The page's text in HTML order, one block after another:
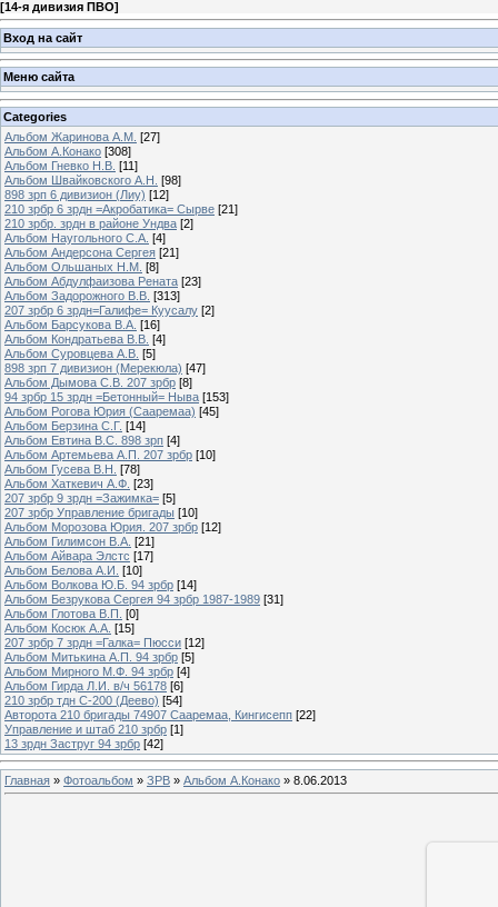
[14-я дивизия ПВО]
Вход на сайт
Меню сайта
Categories
Альбом Жаринова А.М. [27]
Альбом А.Конако [308]
Альбом Гневко Н.В. [11]
Альбом Швайковского А.Н. [98]
898 зрп 6 дивизион (Лиу) [12]
210 зрбр 6 зрдн =Акробатика= Сырве [21]
210 зрбр. зрдн в районе Ундва [2]
Альбом Наугольного С.А. [4]
Альбом Андерсона Сергея [21]
Альбом Ольшаных Н.М. [8]
Альбом Абдулфаизова Рената [23]
Альбом Задорожного В.В. [313]
207 зрбр 6 зрдн=Галифе= Куусалу [2]
Альбом Барсукова В.А. [16]
Альбом Кондратьева В.В. [4]
Альбом Суровцева А.В. [5]
898 зрп 7 дивизион (Мерекюла) [47]
Альбом Дымова С.В. 207 зрбр [8]
94 зрбр 15 зрдн =Бетонный= Ныва [153]
Альбом Рогова Юрия (Сааремаа) [45]
Альбом Берзина С.Г. [14]
Альбом Евтина В.С. 898 зрп [4]
Альбом Артемьева А.П. 207 зрбр [10]
Альбом Гусева В.Н. [78]
Альбом Хаткевич А.Ф. [23]
207 зрбр 9 зрдн =Зажимка= [5]
207 зрбр Управление бригады [10]
Альбом Морозова Юрия. 207 зрбр [12]
Альбом Гилимсон В.А. [21]
Альбом Айвара Элстс [17]
Альбом Белова А.И. [10]
Альбом Волкова Ю.Б. 94 зрбр [14]
Альбом Безрукова Сергея 94 зрбр 1987-1989 [31]
Альбом Глотова В.П. [0]
Альбом Косюк А.А. [15]
207 зрбр 7 зрдн =Галка= Пюсси [12]
Альбом Митькина А.П. 94 зрбр [5]
Альбом Мирного М.Ф. 94 зрбр [4]
Альбом Гирда Л.И. в/ч 56178 [6]
210 зрбр тдн С-200 (Деево) [54]
Авторота 210 бригады 74907 Сааремаа, Кингисепп [22]
Управление и штаб 210 зрбр [1]
13 зрдн Заструг 94 зрбр [42]
Главная » Фотоальбом » ЗРВ » Альбом А.Конако » 8.06.2013